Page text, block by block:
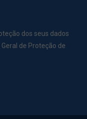
dos seus dados
de Proteção de